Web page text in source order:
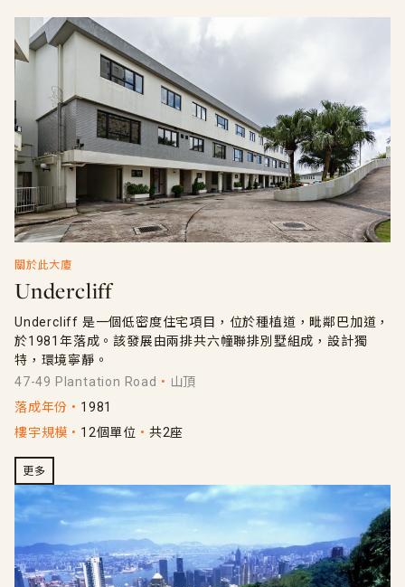
關於此大廈
Undercliff
Undercliff 是一個低密度住宅項目，位於種植道，毗鄰巴加道，
於1981年落成。該發展由兩排共六幢聯排別墅組成，設計獨
特，環境寧靜。
47-49 Plantation Road
山頂
落成年份
1981
樓宇規模
12個單位 共2座
更多